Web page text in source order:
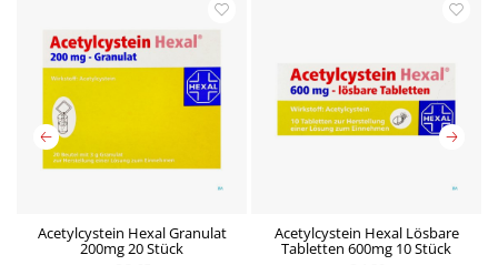
Acetylcystein Hexal Granulat
200mg 20 Stück
Acetylcystein Hexal Lösbare
Tabletten 600mg 10 Stück
P